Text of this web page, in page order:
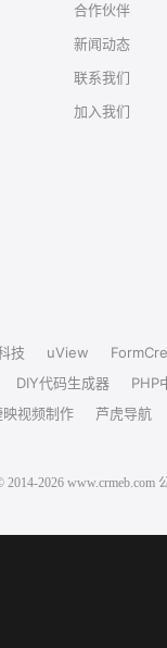
合作伙伴
新闻动态
联系我们
加入我们
技 uView
DIY代码生成器
PHP
映视频制作 芦虎导航
2014-2026